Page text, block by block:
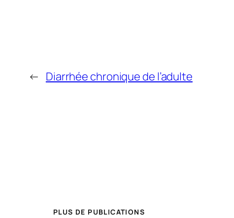
← Diarrhée chronique de l’adulte
PLUS DE PUBLICATIONS